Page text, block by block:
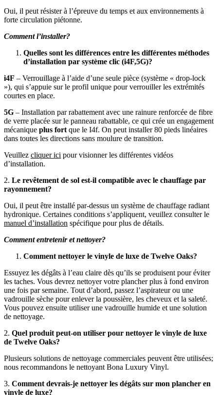
Oui, il peut résister à l’épreuve du temps et aux environnements à
forte circulation piétonne.
Comment l’installer?
Quelles sont les différences entre les différentes méthodes
d’installation par système clic (i4F,5G)?
i4F – Verrouillage à l’aide d’une seule pièce (système « drop-lock
»), qui s’appuie sur le profil unique pour verrouiller les extrémités
courtes en place.
5G – Installation par rabattement avec une rainure renforcée de fibre
de verre placée sur le panneau rabattable, ce qui crée un engagement
mécanique plus fort que le I4f. On peut installer 80 pieds linéaires
dans toutes les directions sans moulure de transition.
Veuillez cliquer ici pour visionner les différentes vidéos
d’installation.
2. Le revêtement de sol est-il compatible avec le chauffage par
rayonnement?
Oui, il peut être installé par-dessus un système de chauffage radiant
hydronique. Certaines conditions s’appliquent, veuillez consulter le
manuel d’installation spécifique pour plus de détails.
Comment entretenir et nettoyer?
Comment nettoyer le vinyle de luxe de Twelve Oaks?
Essuyez les dégâts à l’eau claire dès qu’ils se produisent pour éviter
les taches. Vous devrez nettoyer votre plancher plus à fond environ
une fois par semaine. Tout d’abord, passez l’aspirateur ou une
vadrouille sèche pour enlever la poussière, les cheveux et la saleté.
Vous pouvez ensuite utiliser une vadrouille humide et une solution
de nettoyage.
2. Quel produit peut-on utiliser pour nettoyer le vinyle de luxe
de Twelve Oaks?
Plusieurs solutions de nettoyage commerciales peuvent être utilisées;
nous recommandons le nettoyant Bona Luxury Vinyl.
3. Comment devrais-je nettoyer les dégâts sur mon plancher en
vinyle de luxe?